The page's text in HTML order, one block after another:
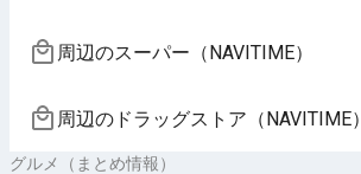
周辺のスーパー（NAVITIME）
周辺のドラッグストア（NAVITIME）
グルメ（まとめ情報）